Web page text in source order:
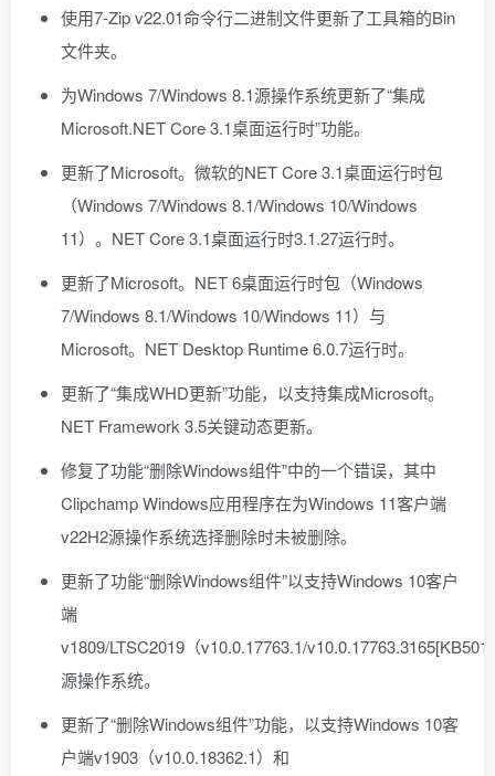
使用7-Zip v22.01命令行二进制文件更新了工具箱的Bin
文件夹。
为Windows 7/Windows 8.1源操作系统更新了“集成
Microsoft.NET Core 3.1桌面运行时”功能。
更新了Microsoft。微软的NET Core 3.1桌面运行时包
（Windows 7/Windows 8.1/Windows 10/Windows
11）。NET Core 3.1桌面运行时3.1.27运行时。
更新了Microsoft。NET 6桌面运行时包（Windows
7/Windows 8.1/Windows 10/Windows 11）与
Microsoft。NET Desktop Runtime 6.0.7运行时。
更新了“集成WHD更新”功能，以支持集成Microsoft。
NET Framework 3.5关键动态更新。
修复了功能“删除Windows组件”中的一个错误，其中
Clipchamp Windows应用程序在为Windows 11客户端
v22H2源操作系统选择删除时未被删除。
更新了功能“删除Windows组件”以支持Windows 10客户
端
v1809/LTSC2019（v10.0.17763.1/
源操作系统。
更新了“删除Windows组件”功能，以支持Windows 10客
户端v1903（v10.0.18362.1）和